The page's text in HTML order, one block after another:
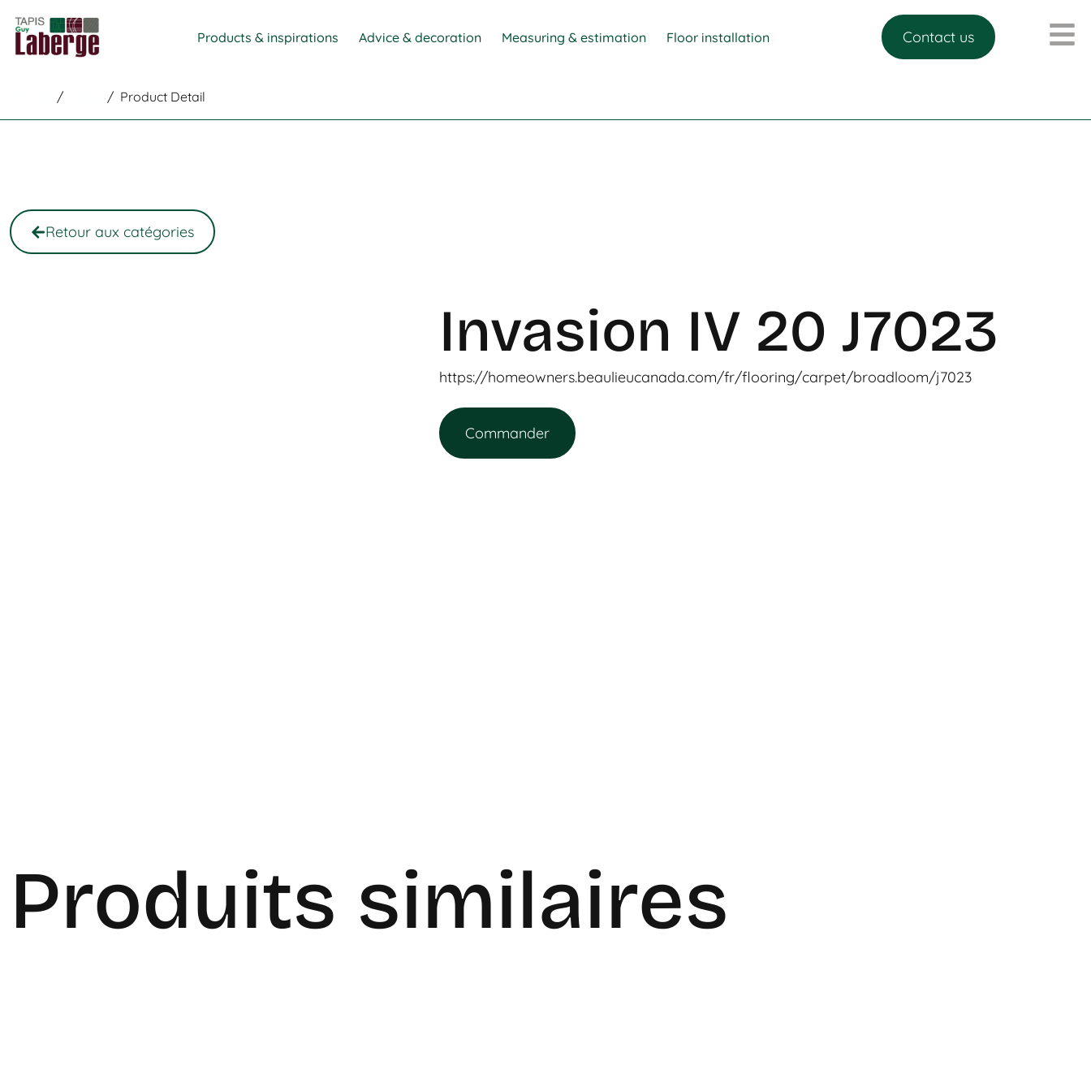
Products & inspirations Advice & decoration Measuring & estimation Floor installation Contact us
/ / Product Detail
Retour aux catégories
Invasion IV 20 J7023
https://homeowners.beaulieucanada.com/fr/flooring/carpet/broadloom/j7023
Commander
Produits similaires